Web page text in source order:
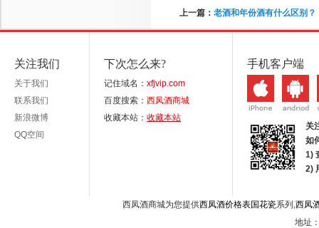
上一篇： 老酒和年份酒有什么区别？
关注我们
关于我们
联系我们
新浪微博
QQ空间
下次怎么来?
记住域名： xfjvip.com
百度搜索： 西凤酒商城
收藏本站： 收藏本站
手机客户端
关
如
1)
2)
西凤酒商城为您提供西凤酒价格表国花瓷系列,西凤
地址